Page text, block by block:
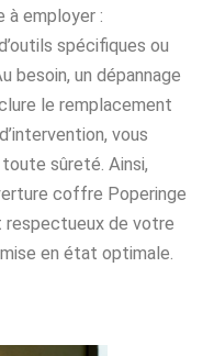
à employer :
spécifiques ou
besoin, un dépannage
le remplacement
vous
sûreté. Ainsi,
coffre Poperinge
respectueux de votre
en état optimale.